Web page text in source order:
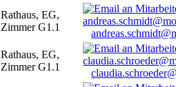
Rathaus, EG,
Zimmer G1.1
Rathaus, EG,
Zimmer G1.1